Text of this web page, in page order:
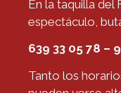
En la taquilla del
espectáculo,
639 33 05 78 –
Tanto los